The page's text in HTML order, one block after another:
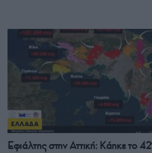
ΕΛΛΑΔΑ
Εφιάλτης στην Αττική: Κάηκε το